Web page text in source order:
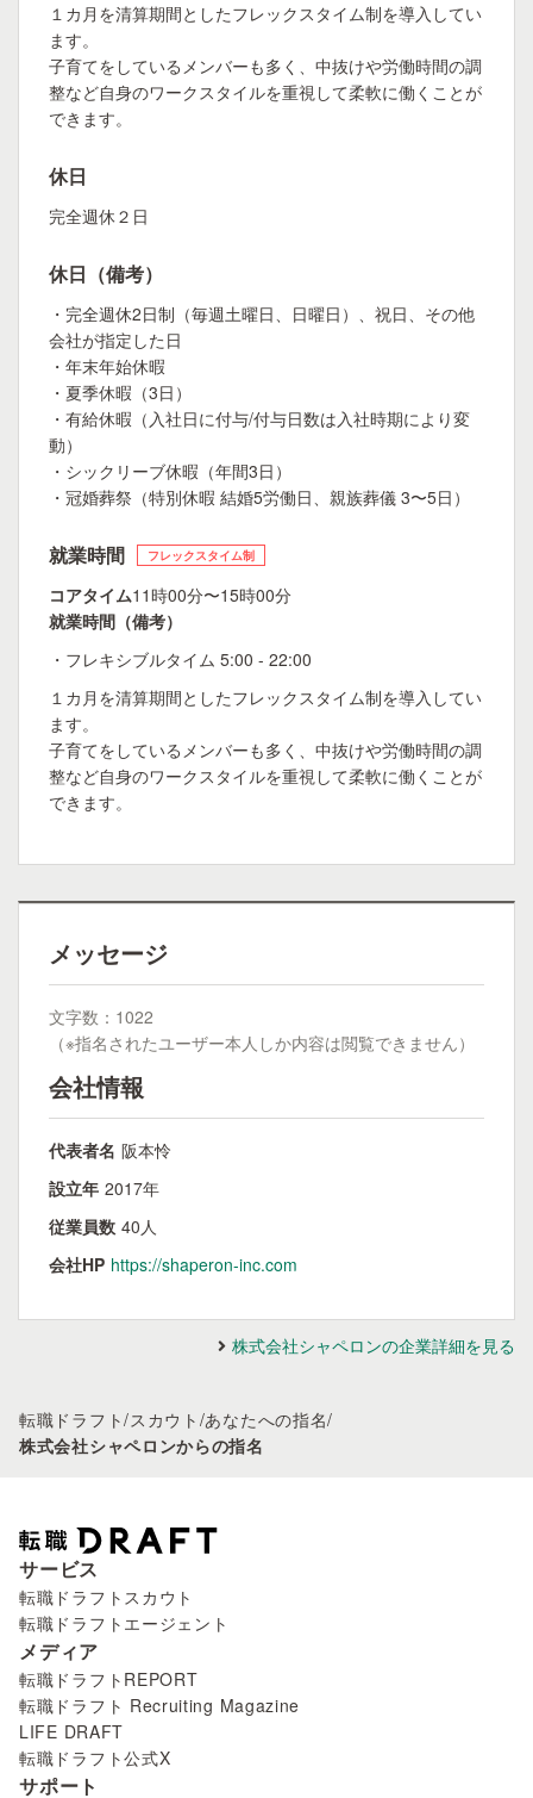
１カ月を清算期間としたフレックスタイム制を導入してい
ます。
子育てをしているメンバーも多く、中抜けや労働時間の調
整など自身のワークスタイルを重視して柔軟に働くことが
できます。
休日
完全週休２日
休日（備考）
・完全週休2日制（毎週土曜日、日曜日）、祝日、その他
会社が指定した日
・年末年始休暇
・夏季休暇（3日）
・有給休暇（入社日に付与/付与日数は入社時期により変
動）
・シックリーブ休暇（年間3日）
・冠婚葬祭（特別休暇 結婚5労働日、親族葬儀 3〜5日）
就業時間 フレックスタイム制
コアタイム11時00分〜15時00分
就業時間（備考）
・フレキシブルタイム 5:00 - 22:00
１カ月を清算期間としたフレックスタイム制を導入してい
ます。
子育てをしているメンバーも多く、中抜けや労働時間の調
整など自身のワークスタイルを重視して柔軟に働くことが
できます。
メッセージ
文字数：1022
（※指名されたユーザー本人しか内容は閲覧できません）
会社情報
代表者名 阪本怜
設立年 2017年
従業員数 40人
会社HP https://shaperon-inc.com
株式会社シャペロンの企業詳細を見る
転職ドラフト/スカウト /あなたへの指名/
株式会社シャペロンからの指名
サービス
転職ドラフトスカウト
転職ドラフトエージェント
メディア
転職ドラフトREPORT
転職ドラフト Recruiting Magazine
LIFE DRAFT
転職ドラフト公式X
サポート